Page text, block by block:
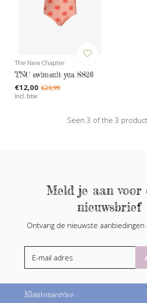
The New Chapter
TNC swimsuit yua SS26
€12,00 €29,99
Incl. btw
Seen 3 of the 3
Meld je aan voor
nieuwsbrief
Ontvang de nieuwste
Klantenservice